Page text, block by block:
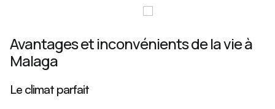
Avantages et inconvénients de la vie à
Malaga
Le climat parfait